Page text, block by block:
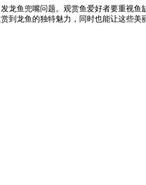
龙鱼兜嘴问题。观赏鱼爱好者要重视
龙鱼的独特魅力，同时也能让这些美